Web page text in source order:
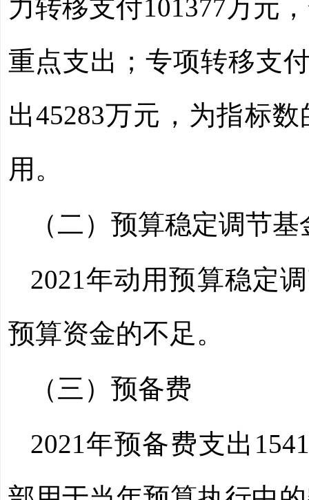
力转移支付101377 万元
重点支出；专项转移支
出45283万元，为指标数
用。
（二）预算稳定调节基
2021年动用预算稳定
预算资金的不足。
（三）预备费
2021年预备费支出 1541